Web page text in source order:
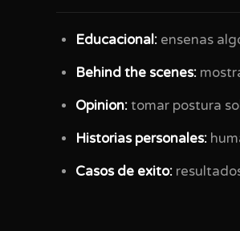
Educacional: ensenas
Behind the scenes:
Opinion: tomar postura
Historias personales:
Casos de exito: